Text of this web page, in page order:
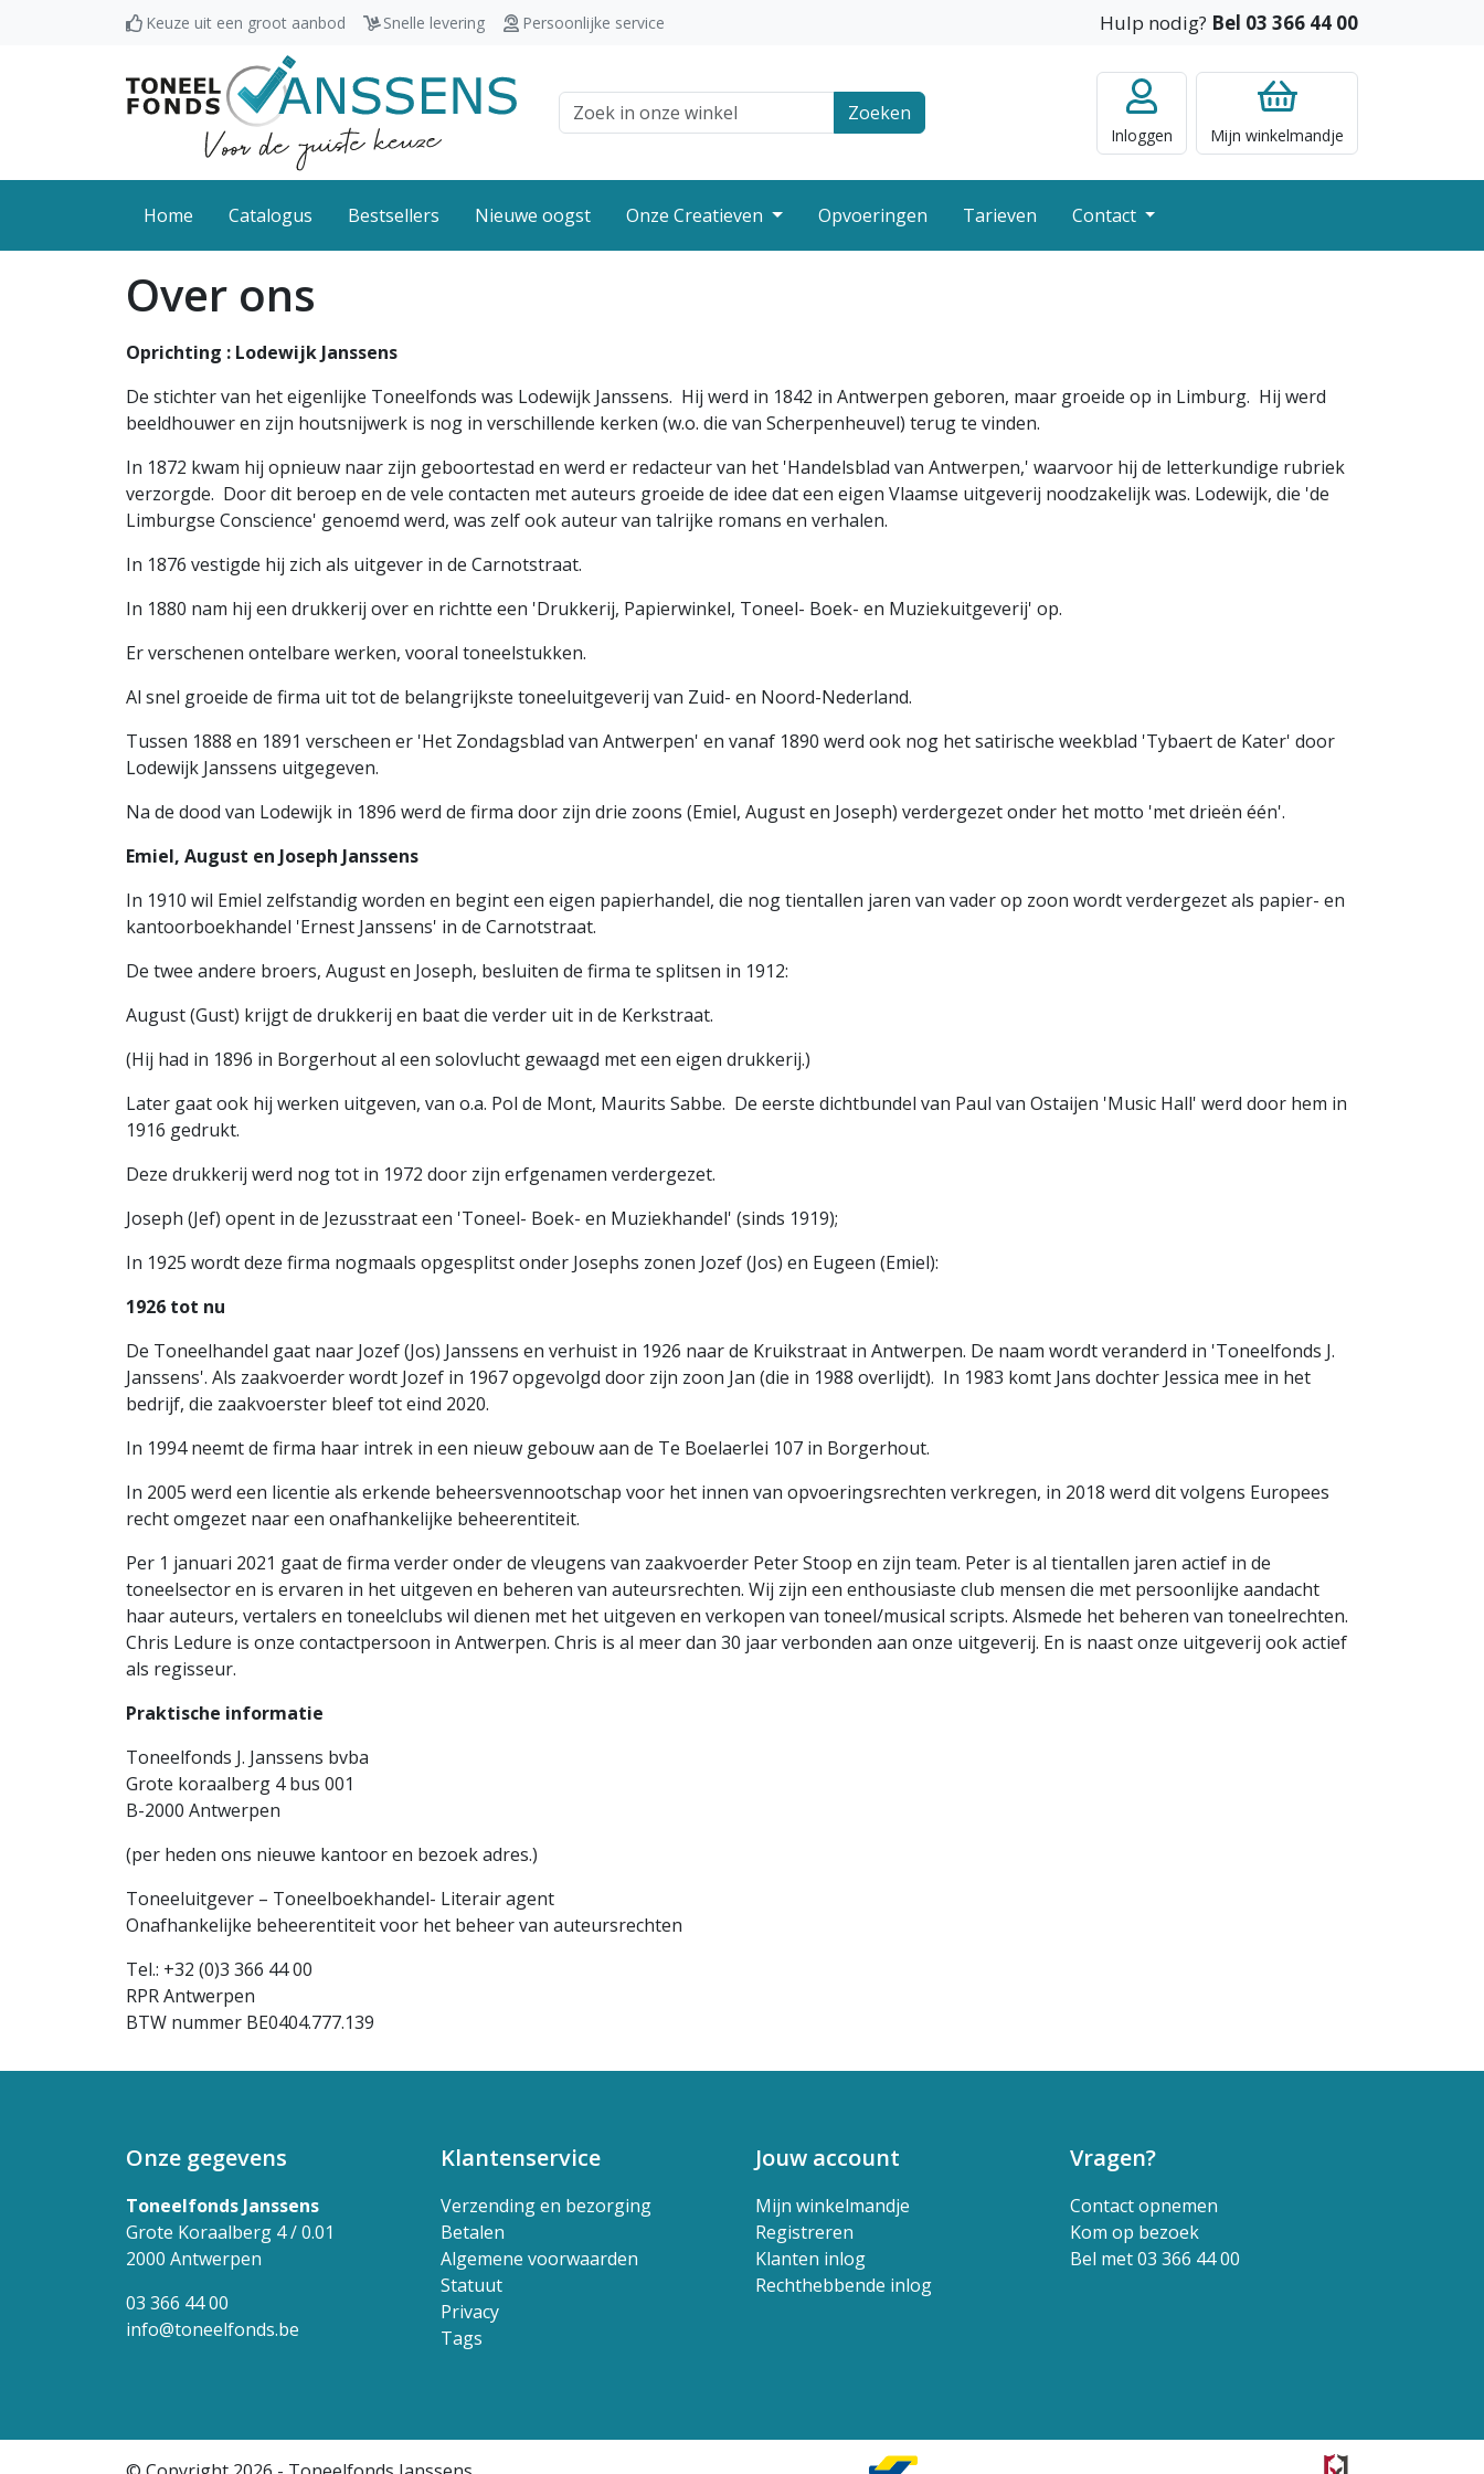
Keuze uit een groot aanbod Snelle levering Persoonlijke service Hulp nodig? Bel 03 366 44 00
Zoek veld Zoeken
Inloggen Mijn winkelmandje
Home Catalogus Bestsellers Nieuwe oogst Onze Creatieven Opvoeringen Tarieven Contact
Over ons
Oprichting : Lodewijk Janssens
De stichter van het eigenlijke Toneelfonds was Lodewijk Janssens. Hij werd in 1842 in Antwerpen geboren, maar groeide op in Limburg. Hij werd
beeldhouwer en zijn houtsnijwerk is nog in verschillende kerken (w.o. die van Scherpenheuvel) terug te vinden.
In 1872 kwam hij opnieuw naar zijn geboortestad en werd er redacteur van het 'Handelsblad van Antwerpen,' waarvoor hij de letterkundige rubriek
verzorgde. Door dit beroep en de vele contacten met auteurs groeide de idee dat een eigen Vlaamse uitgeverij noodzakelijk was. Lodewijk, die 'de
Limburgse Conscience' genoemd werd, was zelf ook auteur van talrijke romans en verhalen.
In 1876 vestigde hij zich als uitgever in de Carnotstraat.
In 1880 nam hij een drukkerij over en richtte een 'Drukkerij, Papierwinkel, Toneel- Boek- en Muziekuitgeverij' op.
Er verschenen ontelbare werken, vooral toneelstukken.
Al snel groeide de firma uit tot de belangrijkste toneeluitgeverij van Zuid- en Noord-Nederland.
Tussen 1888 en 1891 verscheen er 'Het Zondagsblad van Antwerpen' en vanaf 1890 werd ook nog het satirische weekblad 'Tybaert de Kater' door
Lodewijk Janssens uitgegeven.
Na de dood van Lodewijk in 1896 werd de firma door zijn drie zoons (Emiel, August en Joseph) verdergezet onder het motto 'met drieën één'.
Emiel, August en Joseph Janssens
In 1910 wil Emiel zelfstandig worden en begint een eigen papierhandel, die nog tientallen jaren van vader op zoon wordt verdergezet als papier- en
kantoorboekhandel 'Ernest Janssens' in de Carnotstraat.
De twee andere broers, August en Joseph, besluiten de firma te splitsen in 1912:
August (Gust) krijgt de drukkerij en baat die verder uit in de Kerkstraat.
(Hij had in 1896 in Borgerhout al een solovlucht gewaagd met een eigen drukkerij.)
Later gaat ook hij werken uitgeven, van o.a. Pol de Mont, Maurits Sabbe. De eerste dichtbundel van Paul van Ostaijen 'Music Hall' werd door hem in
1916 gedrukt.
Deze drukkerij werd nog tot in 1972 door zijn erfgenamen verdergezet.
Joseph (Jef) opent in de Jezusstraat een 'Toneel- Boek- en Muziekhandel' (sinds 1919);
In 1925 wordt deze firma nogmaals opgesplitst onder Josephs zonen Jozef (Jos) en Eugeen (Emiel):
1926 tot nu
De Toneelhandel gaat naar Jozef (Jos) Janssens en verhuist in 1926 naar de Kruikstraat in Antwerpen. De naam wordt veranderd in 'Toneelfonds J.
Janssens'. Als zaakvoerder wordt Jozef in 1967 opgevolgd door zijn zoon Jan (die in 1988 overlijdt). In 1983 komt Jans dochter Jessica mee in het
bedrijf, die zaakvoerster bleef tot eind 2020.
In 1994 neemt de firma haar intrek in een nieuw gebouw aan de Te Boelaerlei 107 in Borgerhout.
In 2005 werd een licentie als erkende beheersvennootschap voor het innen van opvoeringsrechten verkregen, in 2018 werd dit volgens Europees
recht omgezet naar een onafhankelijke beheerentiteit.
Per 1 januari 2021 gaat de firma verder onder de vleugens van zaakvoerder Peter Stoop en zijn team. Peter is al tientallen jaren actief in de
toneelsector en is ervaren in het uitgeven en beheren van auteursrechten. Wij zijn een enthousiaste club mensen die met persoonlijke aandacht
haar auteurs, vertalers en toneelclubs wil dienen met het uitgeven en verkopen van toneel/musical scripts. Alsmede het beheren van toneelrechten.
Chris Ledure is onze contactpersoon in Antwerpen. Chris is al meer dan 30 jaar verbonden aan onze uitgeverij. En is naast onze uitgeverij ook actief
als regisseur.
Praktische informatie
Toneelfonds J. Janssens bvba
Grote koraalberg 4 bus 001
B-2000 Antwerpen
(per heden ons nieuwe kantoor en bezoek adres.)
Toneeluitgever – Toneelboekhandel- Literair agent
Onafhankelijke beheerentiteit voor het beheer van auteursrechten
Tel.: +32 (0)3 366 44 00
RPR Antwerpen
BTW nummer BE0404.777.139
Onze gegevens
Toneelfonds Janssens
Grote Koraalberg 4 / 0.01
2000 Antwerpen
03 366 44 00
info@toneelfonds.be
Klantenservice
Verzending en bezorging
Betalen
Algemene voorwaarden
Statuut
Privacy
Tags
Jouw account
Mijn winkelmandje
Registreren
Klanten inlog
Rechthebbende inlog
Vragen?
Contact opnemen
Kom op bezoek
Bel met 03 366 44 00